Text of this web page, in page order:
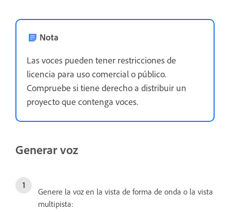
Nota
Las voces pueden tener restricciones de
licencia para uso comercial o público.
Compruebe si tiene derecho a distribuir un
proyecto que contenga voces.
Generar voz
Genere la voz en la vista de forma de onda o la vista
multipista: